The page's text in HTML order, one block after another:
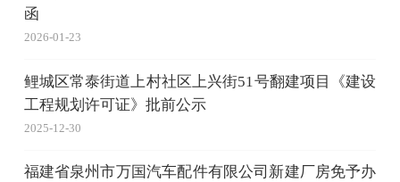
函
2026-01-23
鲤城区常泰街道上村社区上兴街51号翻建项目《建设
工程规划许可证》批前公示
2025-12-30
福建省泉州市万国汽车配件有限公司新建厂房免予办